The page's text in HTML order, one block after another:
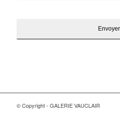
© Copyright - GALERIE VAUCLAIR